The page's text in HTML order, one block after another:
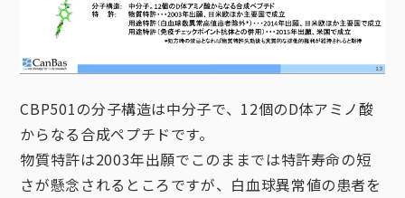
CBP501の分子構造は中分子で、12個のD体アミノ酸
からなる合成ペプチドです。
物質特許は2003年出願でこのままでは特許寿命の短
さが懸念されるところですが、白血球異常値の患者を